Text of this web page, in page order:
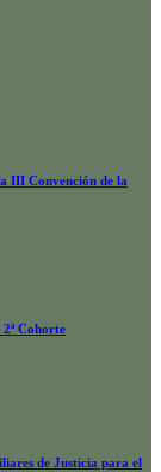
III Convención de la
Cohorte
de Justicia para el